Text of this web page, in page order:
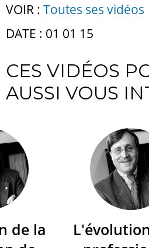
VOIR : Toutes ses vidéos
DATE : 01 01 15
CES VIDÉOS
AUSSI VOUS
de la